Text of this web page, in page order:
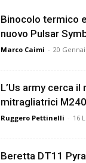
Binocolo termico
nuovo Pulsar
Marco Caimi - 20
L’Us army cerca
mitragliatrici M240
Ruggero Pettinelli - 16
Beretta DT11